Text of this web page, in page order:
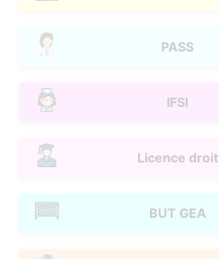
PASS
IFSI
Licence droit
BUT GEA